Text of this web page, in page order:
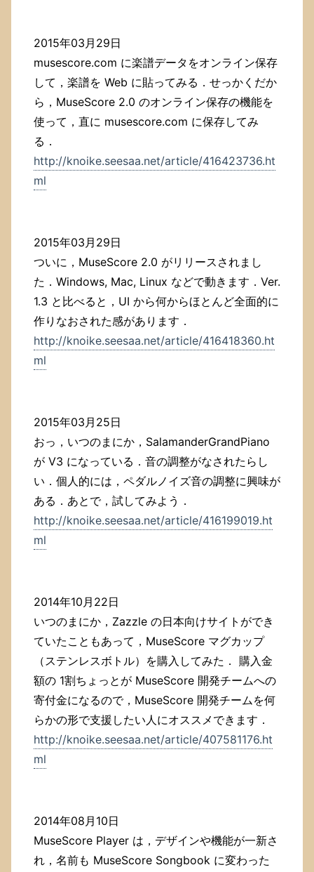
2015年03月29日
musescore.com に楽譜データをオンライン保存
して，楽譜を Web に貼ってみる．せっかくだか
ら，MuseScore 2.0 のオンライン保存の機能を
使って，直に musescore.com に保存してみ
る．
http://knoike.seesaa.net/article/416423736.ht
ml
2015年03月29日
ついに，MuseScore 2.0 がリリースされまし
た．Windows, Mac, Linux などで動きます．Ver.
1.3 と比べると，UI から何からほとんど全面的に
作りなおされた感があります．
http://knoike.seesaa.net/article/416418360.ht
ml
2015年03月25日
おっ，いつのまにか，SalamanderGrandPiano
が V3 になっている．音の調整がなされたらし
い．個人的には，ペダルノイズ音の調整に興味が
ある．あとで，試してみよう．
http://knoike.seesaa.net/article/416199019.ht
ml
2014年10月22日
いつのまにか，Zazzle の日本向けサイトができ
ていたこともあって，MuseScore マグカップ
（ステンレスボトル）を購入してみた． 購入金
額の 1割ちょっとが MuseScore 開発チームへの
寄付金になるので，MuseScore 開発チームを何
らかの形で支援したい人にオススメできます．
http://knoike.seesaa.net/article/407581176.ht
ml
2014年08月10日
MuseScore Player は，デザインや機能が一新さ
れ，名前も MuseScore Songbook に変わった